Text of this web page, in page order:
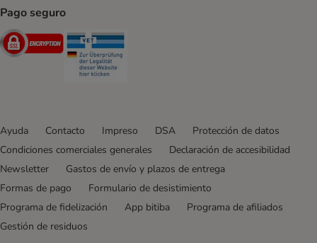
Pago seguro
Security
Ayuda Contacto Impreso DSA
Protección de datos
Condiciones comerciales generales
Declaración de accesibilidad
Newsletter
Gastos de envío y plazos de entrega
Formas de pago
Formulario de desistimiento
Programa de fidelización
App bitiba
Programa de afiliados
Gestión de residuos